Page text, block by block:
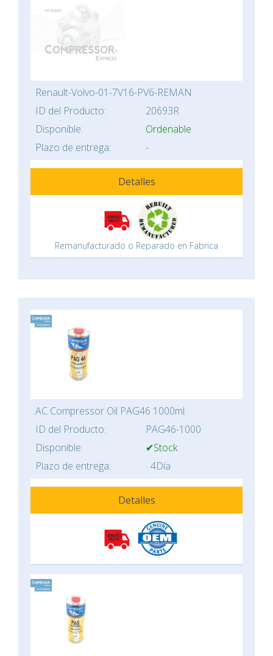
Renault-Volvo-01-7V16-PV6-REMAN
ID del Producto:
20693R
Disponible:
Ordenable
Plazo de entrega:
-
Detalles
Remanufacturado o Reparado en Fabrica
AC Compressor Oil PAG46 1000ml
ID del Producto:
PAG46-1000
Disponible:
✔Stock
Plazo de entrega:
4Día
Detalles